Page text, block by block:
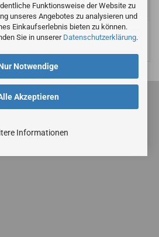
Funktionsweise der Website zu
unseres Angebotes zu analysieren und
Einkaufserlebnis bieten zu können.
Sie in unserer Datenschutzerklärung.
Akzeptieren
Notwendige
Informationen